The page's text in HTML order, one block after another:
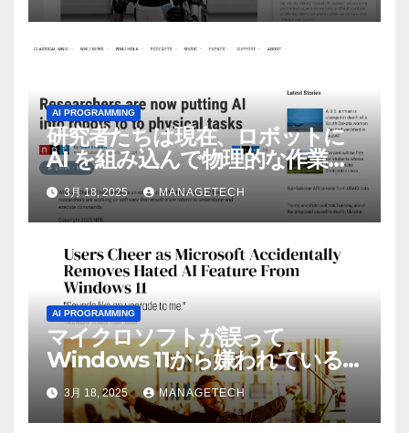
AI PROGRAMMING
研究者たちは現在、ロボットに
AI を組み込んで物理的な作業を
実行させている | ノーザン パブ
リック ラジオ: WNIJ および
WNIU
3月 18, 2025 MANAGETECH
AI PROGRAMMING
マイクロソフトが誤って
Windows 11から嫌われている
AI機能を削除したことにユーザ
ーが歓喜
3月 18, 2025 MANAGETECH